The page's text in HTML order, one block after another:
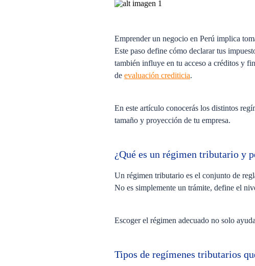
Emprender un negocio en Perú implica
Este paso define cómo declarar tus
también influye en tu acceso a créditos y
de evaluación crediticia.
En este artículo conocerás los distintos
tamaño y proyección de tu empresa.
¿Qué es un régimen tributario y
Un régimen tributario es el conjunto de
No es simplemente un trámite, define el
Escoger el régimen adecuado no solo
Tipos de regímenes tributarios